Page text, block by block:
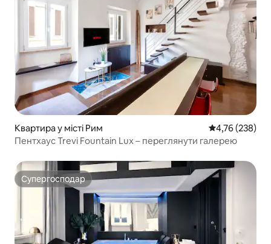
Квартира у місті Рим Середня
4,76 (238)
Пентхаус Trevi Fountain Lux – переглянути галерею
Супергосподар
Супергосподар